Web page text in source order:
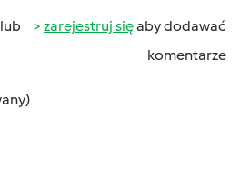
lub zarejestruj sięaby dodawać
komentarze